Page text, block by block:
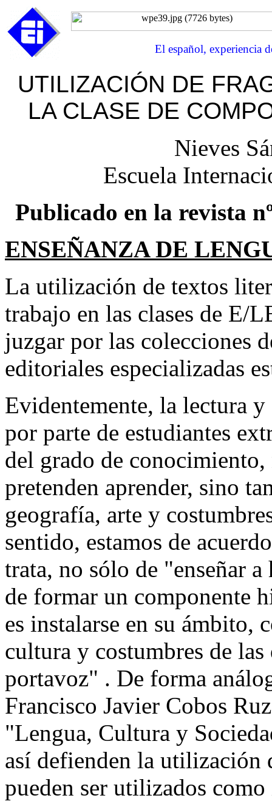
El español, experiencia
UTILIZACIÓN DE
LA CLASE DE
Nieves
Escuela
Publicado en la revista
ENSEÑANZA DE
La utilización de textos
trabajo en las clases de E/
juzgar por las colecciones
editoriales especializadas
Evidentemente, la lectura
por parte de estudiantes
del grado de
pretenden aprender, sino
geografía, arte y
sentido, estamos de
trata, no sólo de "enseñar
de formar un componente
es instalarse en su
cultura y costumbres de
portavoz" . De forma
Francisco Javier Cobos
"Lengua, Cultura y
así defienden la utilización
pueden ser utilizados